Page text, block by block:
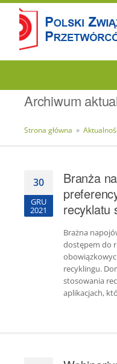
Archiwum
Strona główna »
30
GRU
2021
Branża
recyklatu
Brażna
dostępem do
recyklingu.
stosowania
aplikacjach,